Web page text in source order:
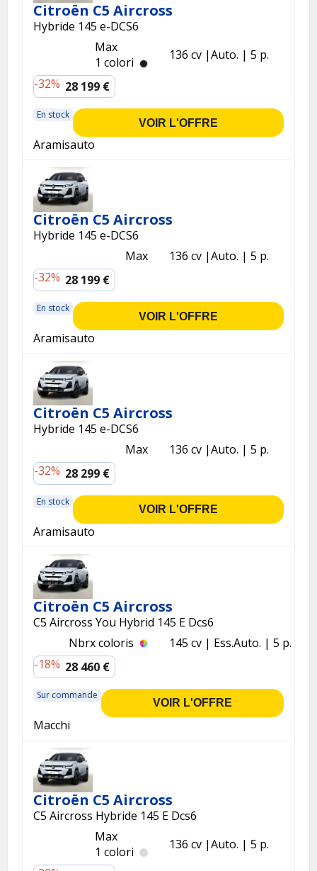
Citroën C5 Aircross
Hybride 145 e-DCS6
Max
1 colori
136 cv Auto.
5 p.
-32% 28 199 €
En stock
VOIR L'OFFRE
Aramisauto
Citroën C5 Aircross
Hybride 145 e-DCS6
Max
136 cv Auto.
5 p.
-32% 28 199 €
En stock
VOIR L'OFFRE
Aramisauto
Citroën C5 Aircross
Hybride 145 e-DCS6
Max
136 cv Auto.
5 p.
-32% 28 299 €
En stock
VOIR L'OFFRE
Aramisauto
Citroën C5 Aircross
C5 Aircross You Hybrid 145 E Dcs6
Nbrx coloris
145 cv Ess.Auto.
5 p.
-18% 28 460 €
Sur commande
VOIR L'OFFRE
Macchi
Citroën C5 Aircross
C5 Aircross Hybride 145 E Dcs6
Max
1 colori
136 cv Auto.
5 p.